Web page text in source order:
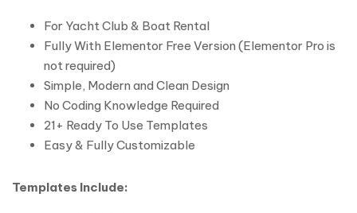
For Yacht Club & Boat Rental
Fully With Elementor Free Version (Elementor Pro is
not required)
Simple, Modern and Clean Design
No Coding Knowledge Required
21+ Ready To Use Templates
Easy & Fully Customizable
Templates Include: